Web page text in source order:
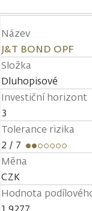
Název
J&T BOND OPF
Složka
Dluhopisové
Investiční horizont
3
Tolerance rizika
2 / 7
Měna
CZK
Hodnota